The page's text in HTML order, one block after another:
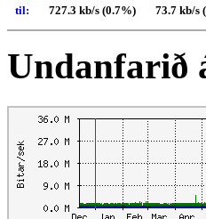
til:
727.3 kb/s (0.7%) 73.7 kb/s
Undanfarið